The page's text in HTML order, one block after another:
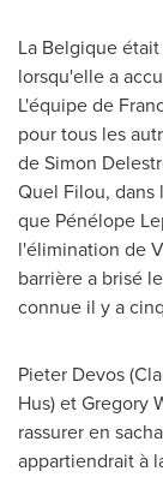
La Belgique
lorsqu'elle a
L'équipe de
pour tous les
deSimon
Quel Filou, dans
que Pénélope
l'élimination de
barrière a brisé
connue il y a
Pieter Devos
Hus) etGregory
rassurer en
appartiendrait à